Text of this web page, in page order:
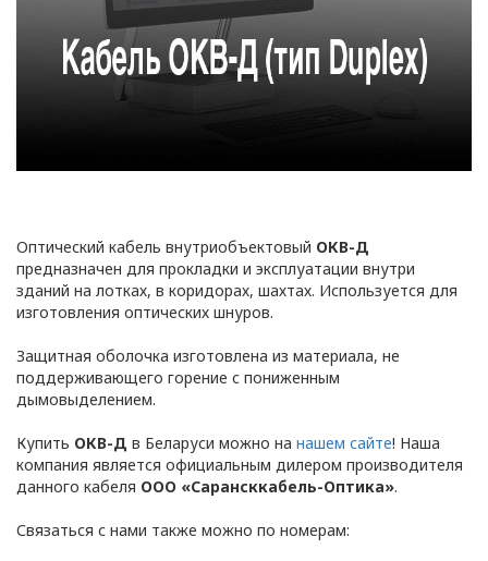
Оптический кабель внутриобъектовый ОКВ-Д
предназначен для прокладки и эксплуатации внутри
зданий на лотках, в коридорах, шахтах. Используется для
изготовления оптических шнуров.
Защитная оболочка изготовлена из материала, не
поддерживающего горение с пониженным
дымовыделением.
Купить ОКВ-Д в Беларуси можно на нашем сайте! Наша
компания является официальным дилером производителя
данного кабеля ООО «Сарансккабель-Оптика».
Связаться с нами также можно по номерам:
ОПЕРАТОРА
В
отношении
обработки
персональных
данных
Общество с ограниченной
«ОПТИКЭНЕРГОКАБЕЛЬ»